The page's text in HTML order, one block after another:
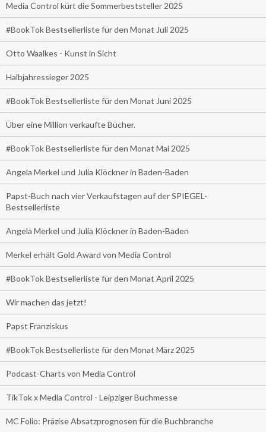
Media Control kürt die Sommerbeststeller 2025
#BookTok Bestsellerliste für den Monat Juli 2025
Otto Waalkes - Kunst in Sicht
Halbjahressieger 2025
#BookTok Bestsellerliste für den Monat Juni 2025
Über eine Million verkaufte Bücher.
#BookTok Bestsellerliste für den Monat Mai 2025
Angela Merkel und Julia Klöckner in Baden-Baden
Papst-Buch nach vier Verkaufstagen auf der SPIEGEL-
Bestsellerliste
Angela Merkel und Julia Klöckner in Baden-Baden
Merkel erhält Gold Award von Media Control
#BookTok Bestsellerliste für den Monat April 2025
Wir machen das jetzt!
Papst Franziskus
#BookTok Bestsellerliste für den Monat März 2025
Podcast-Charts von Media Control
TikTok x Media Control - Leipziger Buchmesse
MC Folio: Präzise Absatzprognosen für die Buchbranche